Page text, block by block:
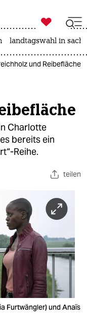

taz zahl ich
landtagswahl in
und Reibefläche
Charlotte
bereits ein
Reihe.
teilen
Furtwängler) und Anaïs